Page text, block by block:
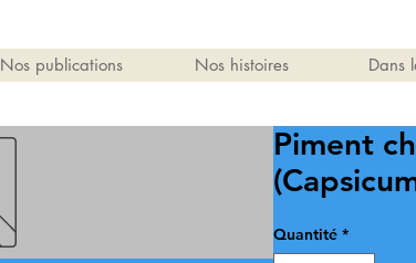
Nos publications Nos histoires Dans
Piment
Quantité *